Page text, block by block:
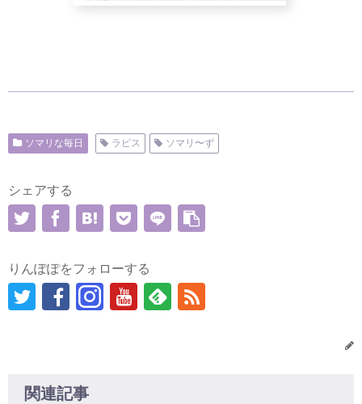
ソマリな毎日 ラピス ソマリ〜ず
シェアする
りんぽぽをフォローする
関連記事